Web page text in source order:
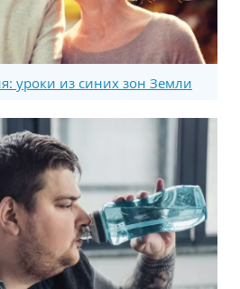
уроки из синих зон Земли